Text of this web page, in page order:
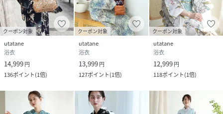
クーポン対象
utatane
浴衣
14,999円
136ポイント(1倍)
クーポン対象
utatane
浴衣
13,999円
127ポイント(1倍)
クーポン対象
utatane
浴衣
12,999円
118ポイント(1倍)